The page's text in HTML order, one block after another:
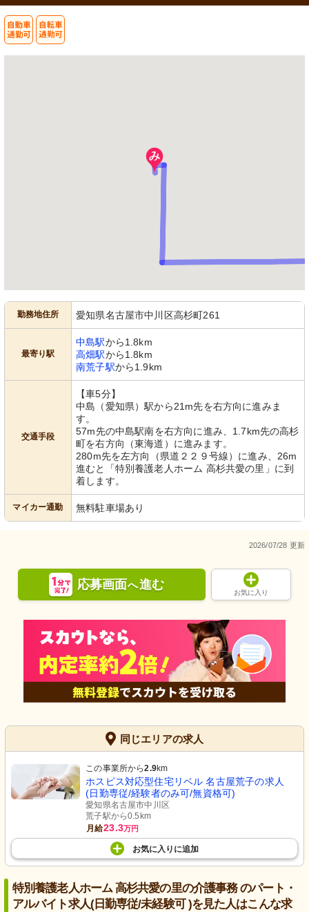
勤務地住所 愛知県名古屋市中川区高杉町261
最寄り駅
中島駅から1.8km
高畑駅から1.8km
南荒子駅から1.9km
交通手段
【車5分】
中島（愛知県）駅から21m先を右方向に進みま
す。
57m先の中島駅南を右方向に進み、1.7km先の高杉
町を右方向（東海道）に進みます。
280m先を左方向（県道２２９号線）に進み、26m
進むと「特別養護老人ホーム 高杉共愛の里」に到
着します。
マイカー通勤 無料駐車場あり
2026/07/28 更新
応募画面へ進む
お気に入り
同じエリアの求人
この事業所から2.9km
ホスピス対応型住宅リベル 名古屋荒子の求人
(日勤専従/経験者のみ可/無資格可)
愛知県名古屋市中川区
荒子駅から0.5km
月給23.3万円
お気に入り に追加
特別養護老人ホーム 高杉共愛の里の介護事務 のパート・
アルバイト求人(日勤専従/未経験可 )を見た人はこんな求